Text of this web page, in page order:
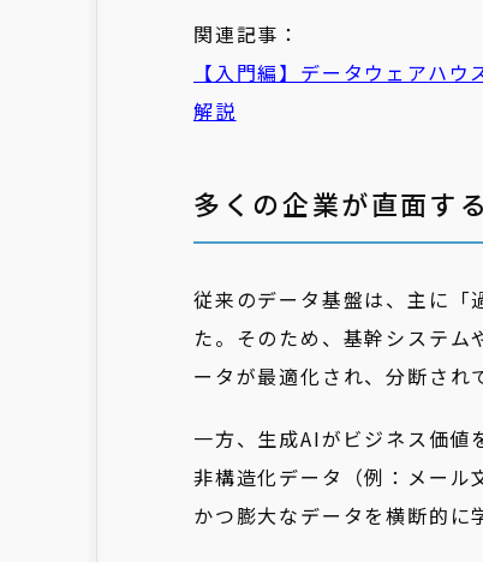
関連記事：
【入門編】データウェアハウ
解説
多くの企業が直面す
従来のデータ基盤は、主に「
た。そのため、基幹システム
ータが最適化され、分断され
一方、生成AIがビジネス価値
非構造化データ（例：メール
かつ膨大なデータを横断的に